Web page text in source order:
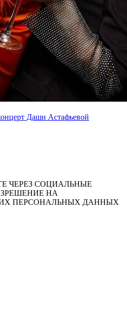
Даши Астафьевой
ЧЕРЕЗ СОЦИАЛЬНЫЕ
НА
ПЕРСОНАЛЬНЫХ ДАННЫХ